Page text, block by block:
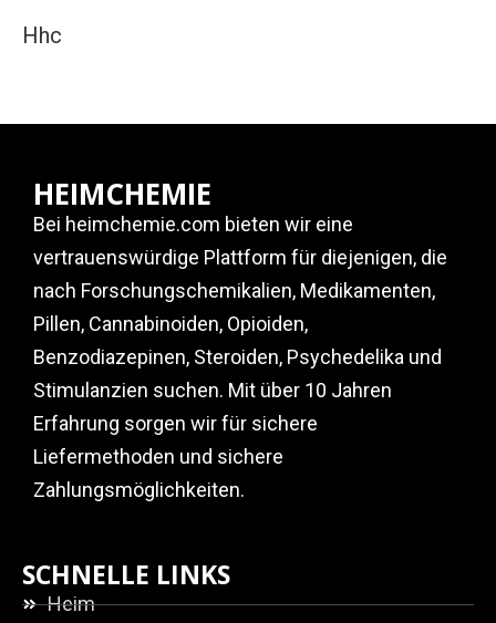
Hhc
HEIMCHEMIE
Bei heimchemie.com bieten wir eine
vertrauenswürdige Plattform für diejenigen, die
nach Forschungschemikalien, Medikamenten,
Pillen, Cannabinoiden, Opioiden,
Benzodiazepinen, Steroiden, Psychedelika und
Stimulanzien suchen. Mit über 10 Jahren
Erfahrung sorgen wir für sichere
Liefermethoden und sichere
Zahlungsmöglichkeiten.
SCHNELLE LINKS
Heim